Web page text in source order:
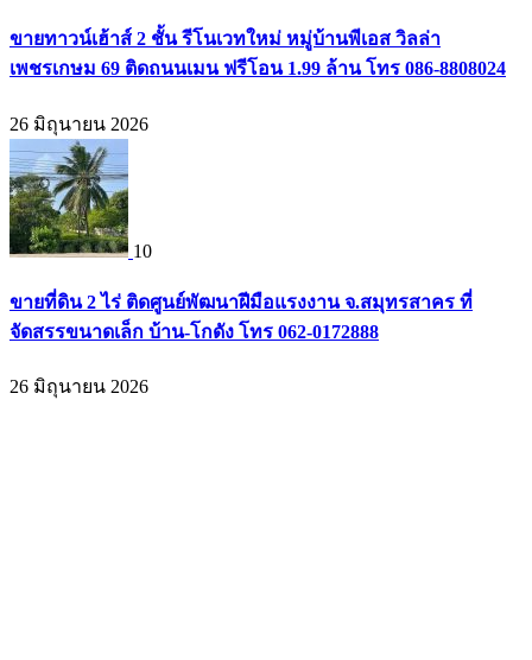
ขายทาวน์เฮ้าส์ 2 ชั้น รีโนเวทใหม่ หมู่บ้านพีเอส วิลล่า
เพชรเกษม 69 ติดถนนเมน ฟรีโอน 1.99 ล้าน โทร 086-8808024
26 มิถุนายน 2026
10
ขายที่ดิน 2 ไร่ ติดศูนย์พัฒนาฝีมือแรงงาน จ.สมุทรสาคร ที่
จัดสรรขนาดเล็ก บ้าน-โกดัง โทร 062-0172888
26 มิถุนายน 2026